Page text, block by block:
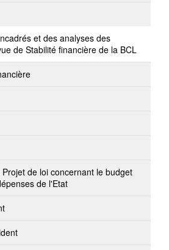
et des analyses des
de Stabilité financière de la BCL
de loi concernant le budget
de l'Etat